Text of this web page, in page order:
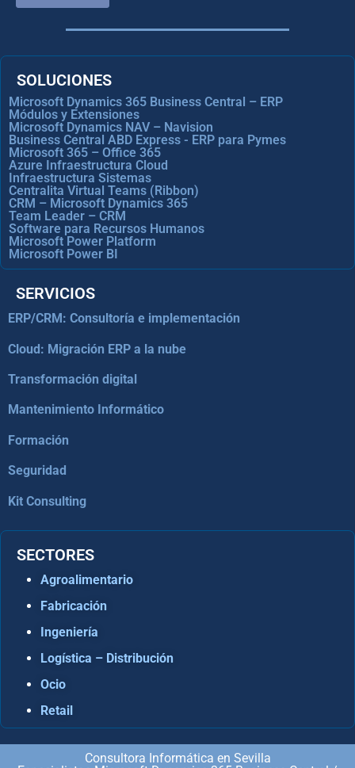
SOLUCIONES
Microsoft Dynamics 365 Business Central – ERP
Módulos y Extensiones
Microsoft Dynamics NAV – Navision
Business Central ABD Express - ERP para Pymes
Microsoft 365 – Office 365
Azure Infraestructura Cloud
Infraestructura Sistemas
Centralita Virtual Teams (Ribbon)
CRM – Microsoft Dynamics 365
Team Leader – CRM
Software para Recursos Humanos
Microsoft Power Platform
Microsoft Power BI
SERVICIOS
ERP/CRM: Consultoría e implementación
Cloud: Migración ERP a la nube
Transformación digital
Mantenimiento Informático
Formación
Seguridad
Kit Consulting
SECTORES
Agroalimentario
Fabricación
Ingeniería
Logística – Distribución
Ocio
Retail
Consultora Informática en Sevilla